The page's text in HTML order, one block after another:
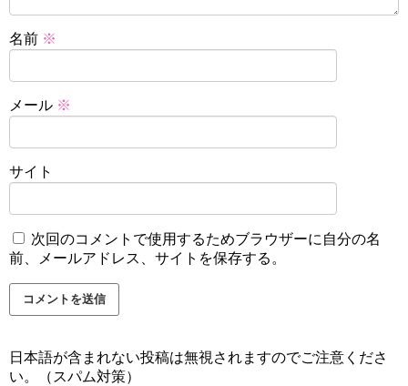
名前 ※
メール ※
サイト
次回のコメントで使用するためブラウザーに自分の名
前、メールアドレス、サイトを保存する。
日本語が含まれない投稿は無視されますのでご注意くださ
い。（スパム対策）